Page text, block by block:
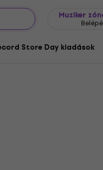
Muziker
Store Day kiadások